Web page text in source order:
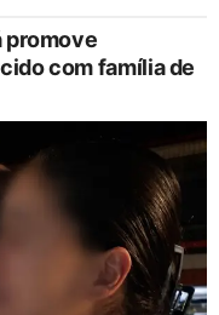
promove
com família de